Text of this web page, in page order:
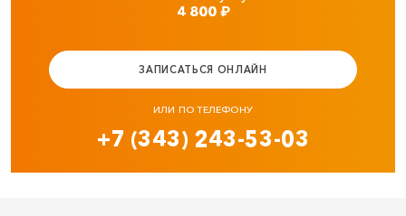
4 800₽
ЗАПИСАТЬСЯ ОНЛАЙН
ИЛИ ПО ТЕЛЕФОНУ
+7 (343) 243-53-03